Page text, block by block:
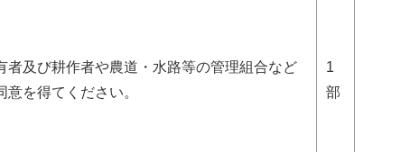
者及び耕作者や農道・水路等の管理組合など
を得てください。
1
部